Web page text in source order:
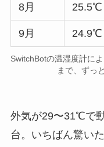
8月 25.5℃
9月 24.9℃
SwitchBotの温湿度計に
まで、ずっ
外気が29〜31℃で
台。いちばん驚い